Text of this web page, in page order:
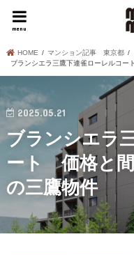
menu
HOME
マンション記事 東京都
ブランシエラ三鷹下連雀ローレルコ
2025.05.21
ブランシエラ
ート 価格と
の三鷹物件